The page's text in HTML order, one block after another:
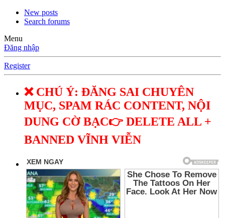
New posts
Search forums
Menu
Đăng nhập
Register
❌ CHÚ Ý: ĐĂNG SAI CHUYÊN
MỤC, SPAM RÁC CONTENT, NỘI
DUNG CỜ BẠC👉 DELETE ALL +
BANNED VĨNH VIỄN